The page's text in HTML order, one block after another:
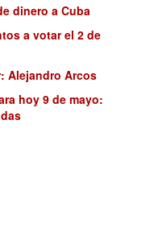
dinero a Cuba
a votar el 2 de
Alejandro Arcos
hoy 9 de mayo: